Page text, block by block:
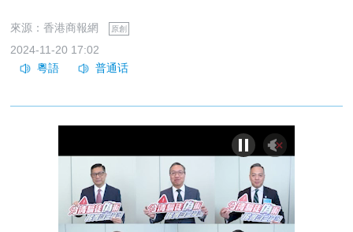
來源：香港商報網 原創
2024-11-20 17:02